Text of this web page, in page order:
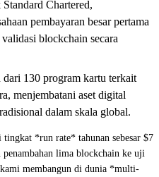
Chartered,
pembayaran besar pertama
blockchain secara
130 program kartu terkait
menjembatani aset digital
dalam skala global.
tingkat *run rate* tahunan sebesar $7
penambahan lima blockchain ke uji
membangun di dunia *multi-